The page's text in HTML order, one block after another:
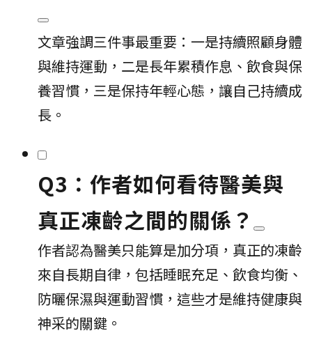
文章強調三件事最重要：一是持續照顧身體
與維持運動，二是長年累積作息、飲食與保
養習慣，三是保持年輕心態，讓自己持續成
長。
Q3：作者如何看待醫美與
真正凍齡之間的關係？
作者認為醫美只能算是加分項，真正的凍齡
來自長期自律，包括睡眠充足、飲食均衡、
防曬保濕與運動習慣，這些才是維持健康與
神采的關鍵。